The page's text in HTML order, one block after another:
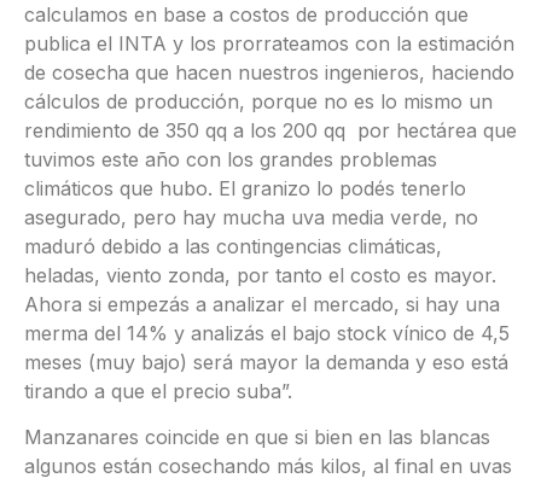
calculamos en base a costos de producción que
publica el INTA y los prorrateamos con la estimación
de cosecha que hacen nuestros ingenieros, haciendo
cálculos de producción, porque no es lo mismo un
rendimiento de 350 qq a los 200 qq por hectárea que
tuvimos este año con los grandes problemas
climáticos que hubo. El granizo lo podés tenerlo
asegurado, pero hay mucha uva media verde, no
maduró debido a las contingencias climáticas,
heladas, viento zonda, por tanto el costo es mayor.
Ahora si empezás a analizar el mercado, si hay una
merma del 14% y analizás el bajo stock vínico de 4,5
meses (muy bajo) será mayor la demanda y eso está
tirando a que el precio suba”.
Manzanares coincide en que si bien en las blancas
algunos están cosechando más kilos, al final en uvas